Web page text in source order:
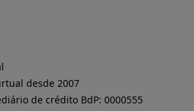
desde 2007
de crédito BdP: 0000555